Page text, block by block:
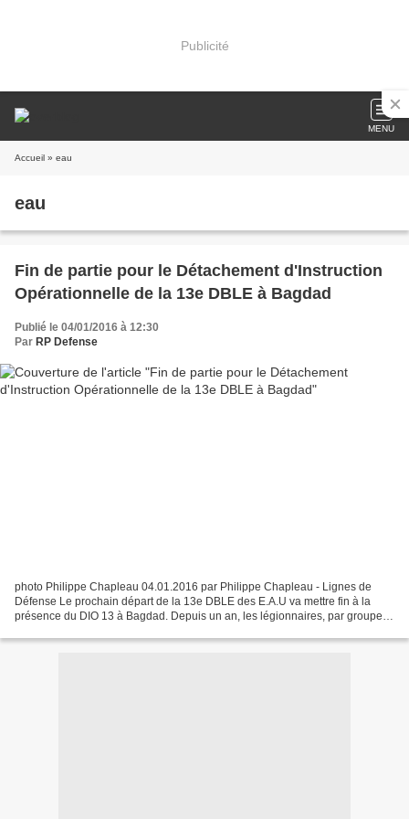
Publicité
MENU
Accueil » eau
eau
Fin de partie pour le Détachement d'Instruction
Opérationnelle de la 13e DBLE à Bagdad
Publié le 04/01/2016 à 12:30
Par RP Defense
photo Philippe Chapleau 04.01.2016 par Philippe Chapleau - Lignes de
Défense Le prochain départ de la 13e DBLE des E.A.U va mettre fin à la
présence du DIO 13 à Bagdad. Depuis un an, les légionnaires, par groupe